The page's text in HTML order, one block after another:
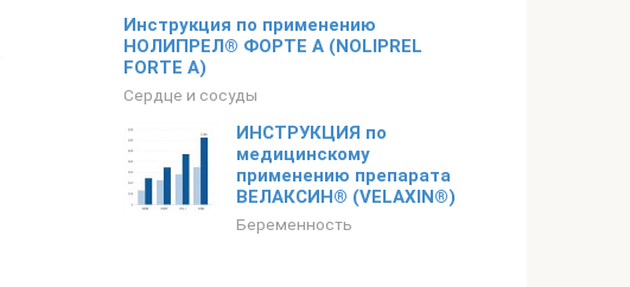
Инструкция по применению
НОЛИПРЕЛ® ФОРТЕ А (NOLIPREL
FORTE A)
Сердце и сосуды
ИНСТРУКЦИЯ по
медицинскому
применению препарата
ВЕЛАКСИН® (VELAXIN®)
Беременность